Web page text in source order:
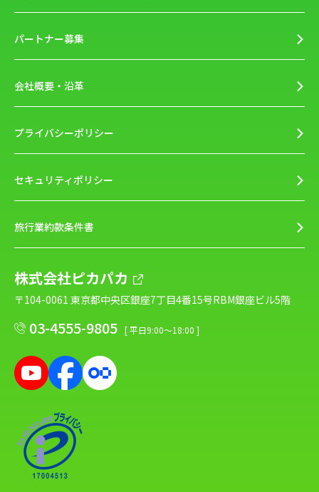
パートナー募集
会社概要・沿革
プライバシーポリシー
セキュリティポリシー
旅行業約款条件書
株式会社ピカパカ
〒104-0061 東京都中央区銀座7丁目4番15号RBM銀座ビル5階
03-4555-9805 [ 平日9:00～18:00 ]